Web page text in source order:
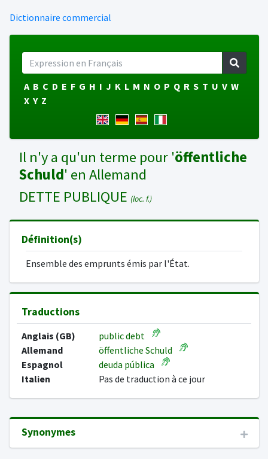
Dictionnaire commercial
A B C D E F G H I J K L M N O P Q R S T U V W
X Y Z
Il n'y a qu'un terme pour 'öffentliche
Schuld' en Allemand
DETTE PUBLIQUE (loc. f.)
Définition(s)
Ensemble des emprunts émis par l'État.
Traductions
Anglais (GB)
public debt
Allemand
öffentliche Schuld
Espagnol
deuda pública
Italien
Pas de traduction à ce jour
Synonymes